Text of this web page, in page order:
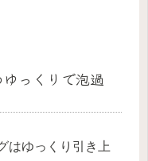
っくりで泡過
はゆっくり引き上